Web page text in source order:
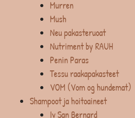
Murren
Mush
Neu pakasteruoat
Nutriment by RAUH
Penin Paras
Tessu raakapakasteet
VOM (Vom og hundemat)
Shampoot ja hoitoaineet
Iv San Bernard